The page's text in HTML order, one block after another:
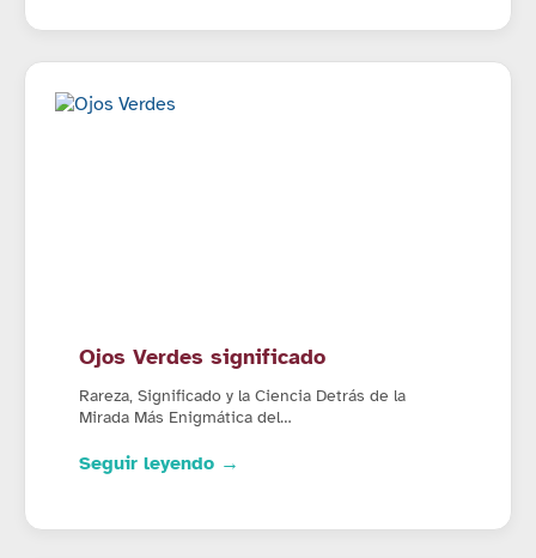
Ojos Verdes significado
Rareza, Significado y la Ciencia Detrás de la
Mirada Más Enigmática del…
Seguir leyendo →